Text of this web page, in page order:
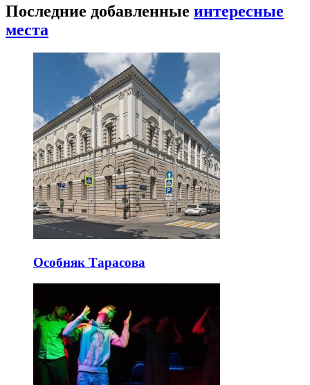
Последние добавленные интересные
места
Особняк Тарасова